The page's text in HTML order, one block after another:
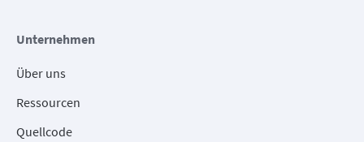
Unternehmen
Über uns
Ressourcen
Quellcode